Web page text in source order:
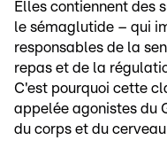
Elles contiennent des
le sémaglutide – qui
responsables de la
repas et de la
C'est pourquoi cette
appelée agonistes du
du corps et du cerveau